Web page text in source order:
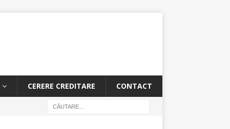
CERERE CREDITARE CONTACT